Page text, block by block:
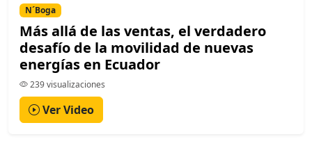
N´Boga
Más allá de las ventas, el verdadero
desafío de la movilidad de nuevas
energías en Ecuador
239 visualizaciones
Ver Video